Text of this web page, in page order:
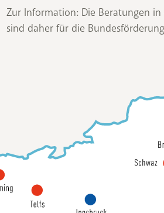
Zur Information: Die Beratungen in
sind daher für die